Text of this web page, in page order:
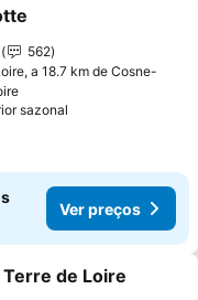
aos favoritos
562
a 18.7 km de Cosne-
sazonal
Ver preços
aos favoritos
de Loire